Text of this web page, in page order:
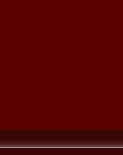
ул. Ахтубинская, 6а).